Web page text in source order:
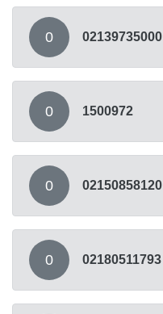
0 02139735000
0 1500972
0 02150858120
0 02180511793